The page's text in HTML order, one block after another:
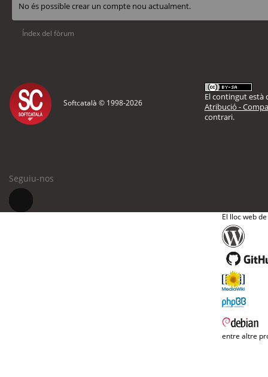
No és possible crear un compte nou actualment.
Índex del fòrum
Softcatalà © 1998-2026
El contingut està
Atribució -
contrari.
Seguiu-nos
El lloc web
entre altre